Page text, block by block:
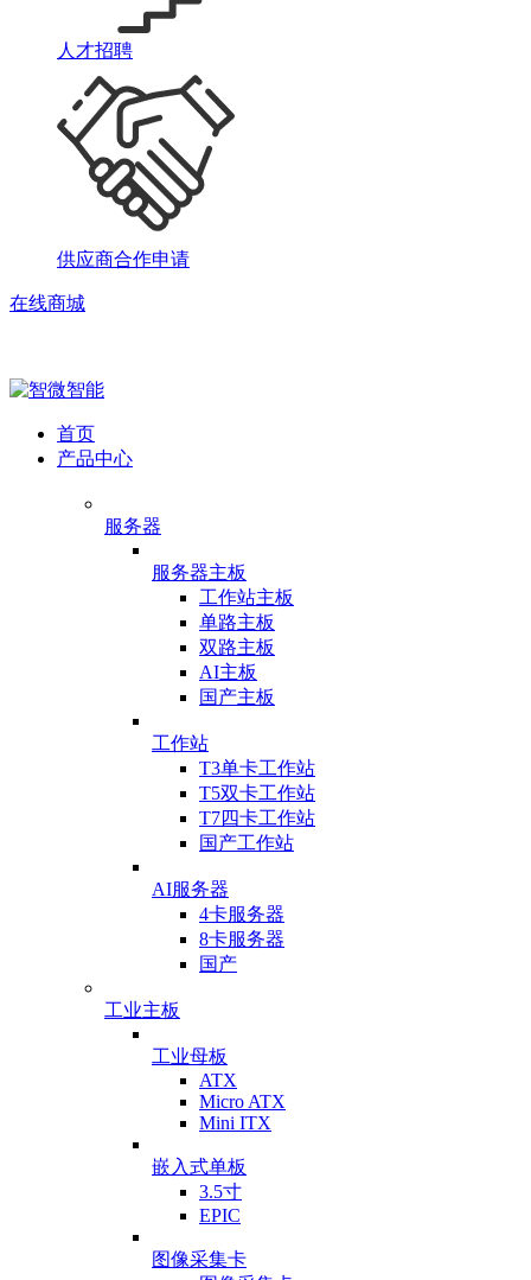
人才招聘
供应商合作申请
在线商城
首页
产品中心
服务器
服务器主板
工作站主板
单路主板
双路主板
AI主板
国产主板
工作站
T3单卡工作站
T5双卡工作站
T7四卡工作站
国产工作站
AI服务器
4卡服务器
8卡服务器
国产
工业主板
工业母板
ATX
Micro ATX
Mini ITX
嵌入式单板
3.5寸
EPIC
图像采集卡